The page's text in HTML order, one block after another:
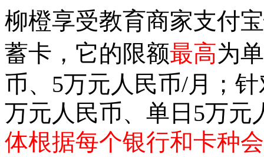
柳橙享受教育商家支付
蓄卡，它的限额最高为
币、5万元人民币/月；
万元人民币、单日5万元
体根据每个银行和卡种